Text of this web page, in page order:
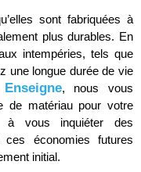
sont fabriquées à
plus durables. En
intempéries, tels que
une longue durée de vie
, nous vous
de matériau pour votre
à vous inquiéter des
ces économies futures
initial.